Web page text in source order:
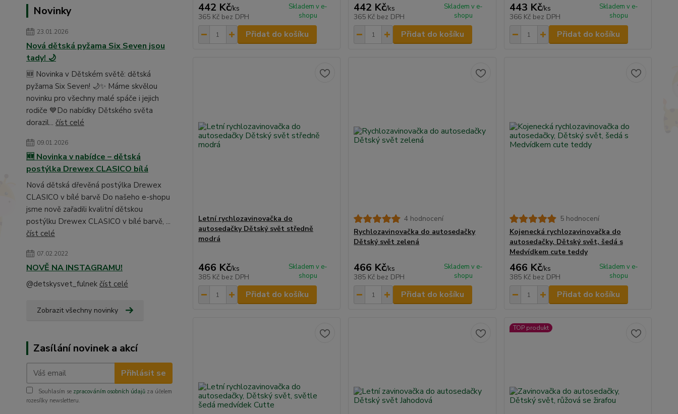
Novinky
23.01.2026
Nová dětská pyžama Six Seven jsou
tady! 🌙
🆕 Novinka v Dětském světě: dětská
pyžama Six Seven! 🌙✨ Máme skvělou
novinku pro všechny malé spáče i jejich
rodiče 💙Do nabídky Dětského světa
dorazil... číst celé
09.01.2026
🆕 Novinka v nabídce – dětská
postýlka Drewex CLASICO bílá
Nová dětská dřevěná postýlka Drewex
CLASICO v bílé barvě Do našeho e-shopu
jsme nově zařadili kvalitní dětskou
postýlku Drewex CLASICO v bílé barvě, ...
číst celé
07.02.2022
NOVĚ NA INSTAGRAMU!
@detskysvet_fulnek číst celé
Zobrazit všechny novinky
Zasílání novinek a akcí
Přihlásit se
Souhlasím se zpracováním osobních údajů za účelem
rozesílky newsletteru.
442 Kč/ks
365 Kč bez DPH
Skladem v e-
shopu
Přidat do košíku
442 Kč/ks
365 Kč bez DPH
Skladem v e-
shopu
Přidat do košíku
443 Kč/ks
366 Kč bez DPH
Skladem v e-
shopu
Přidat do košíku
Letní rychlozavinovačka do
autosedačky Dětský svět středně
modrá
466 Kč/ks
385 Kč bez DPH
Skladem v e-
shopu
Přidat do košíku
4 hodnocení
Rychlozavinovačka do autosedačky
Dětský svět zelená
466 Kč/ks
385 Kč bez DPH
Skladem v e-
shopu
Přidat do košíku
5 hodnocení
Kojenecká rychlozavinovačka do
autosedačky, Dětský svět, šedá s
Medvídkem cute teddy
466 Kč/ks
385 Kč bez DPH
Skladem v e-
shopu
Přidat do košíku
TOP produkt